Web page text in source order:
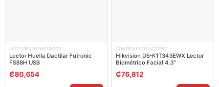
LECTORES BIOMETRICOS
Lector Huella Dactilar Futronic
FS88H USB
₡80,654
CONTROLES DE ACCESO
Hikvision DS-K1T343EWX Lector
Biométrico Facial 4.3″
₡76,812